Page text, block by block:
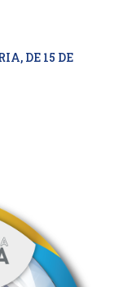
DE 15 DE